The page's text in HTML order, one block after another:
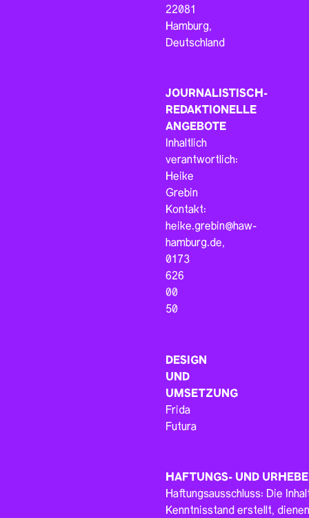
22081
Hamburg,
Deutschland
JOURNALISTISCH-
REDAKTIONELLE
ANGEBOTE
Inhaltlich
verantwortlich:
Heike
Grebin
Kontakt:
heike.grebin@haw-
hamburg.de,
0173
626
00
50
DESIGN
UND
UMSETZUNG
Frida
Futura
HAFTUNGS- UND
Haftungsausschluss: Die
Kenntnisstand erstellt,